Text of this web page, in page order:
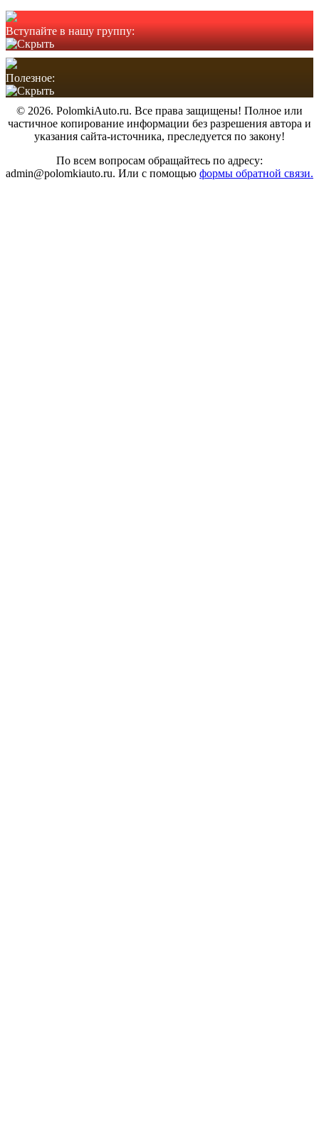
Вступайте в нашу группу:
Полезное:
© 2026. PolomkiAuto.ru. Все права защищены! Полное или
частичное копирование информации без разрешения автора и
указания сайта-источника, преследуется по закону!
По всем вопросам обращайтесь по адресу:
admin@polomkiauto.ru. Или с помощью формы обратной связи.